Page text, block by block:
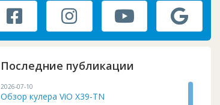
Черниговская обл.
2
Черновицкая обл.
Последние публикации
2026-07-10
Обзор кулера ViO X39-TN